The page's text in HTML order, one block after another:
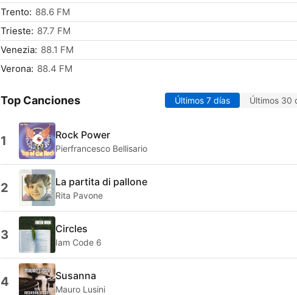
Trento: 88.6 FM
Trieste: 87.7 FM
Venezia: 88.1 FM
Verona: 88.4 FM
Top Canciones Últimos 7 días Últimos 30
1 Rock Power
Pierfrancesco Bellisario
2 La partita di pallone
Rita Pavone
3 Circles
Iam Code 6
4 Susanna
Mauro Lusini